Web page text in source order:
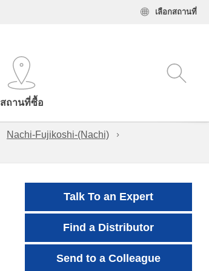
เลือกสถานที่
สถานที่ซื้อ
Nachi-Fujikoshi-(Nachi)
Talk To an Expert
Find a Distributor
Send to a Colleague